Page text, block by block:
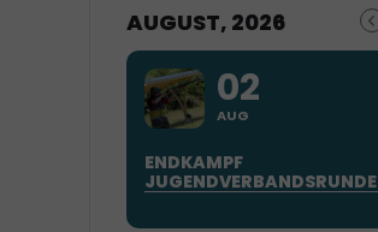
AUGUST, 2026
02
AUG
ENDKAMPF
JUGENDVERBANDSRUNDE